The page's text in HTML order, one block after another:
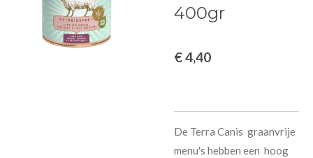
400gr
€ 4,40
De Terra Canis graanvrije
menu's hebben een hoog